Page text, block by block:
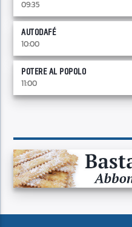
09:35
AUTODAFÉ
10:00
POTERE AL POPOLO
11:00